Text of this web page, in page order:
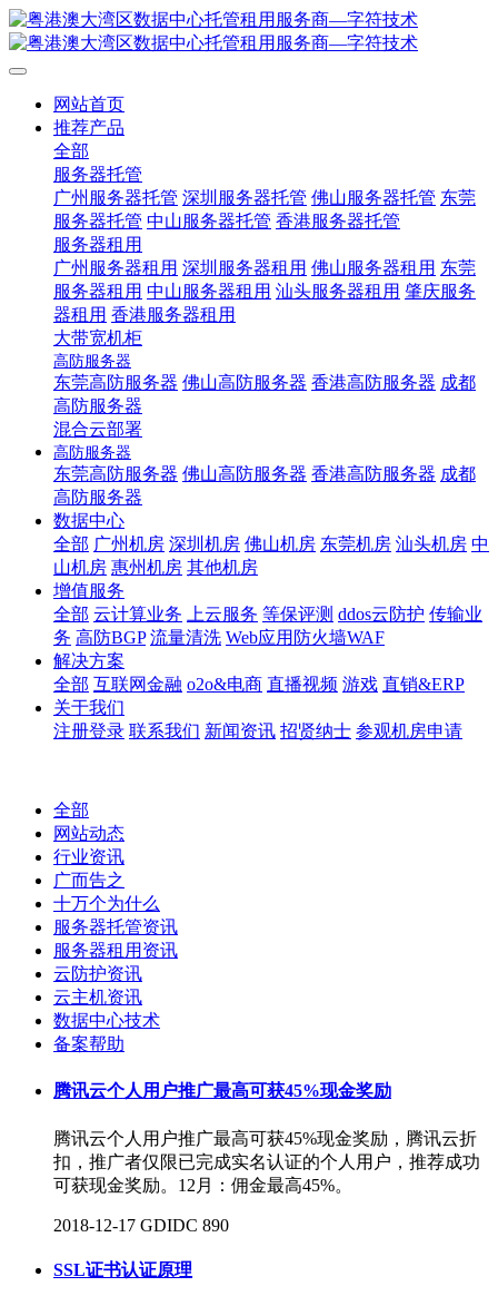
网站首页
推荐产品
全部
服务器托管
广州服务器托管 深圳服务器托管 佛山服务器托管 东莞
服务器托管 中山服务器托管 香港服务器托管
服务器租用
广州服务器租用 深圳服务器租用 佛山服务器租用 东莞
服务器租用 中山服务器租用 汕头服务器租用 肇庆服务
器租用 香港服务器租用
大带宽机柜
高防服务器
东莞高防服务器 佛山高防服务器 香港高防服务器 成都
高防服务器
混合云部署
高防服务器
东莞高防服务器 佛山高防服务器 香港高防服务器 成都
高防服务器
数据中心
全部 广州机房 深圳机房 佛山机房 东莞机房 汕头机房 中
山机房 惠州机房 其他机房
增值服务
全部 云计算业务 上云服务 等保评测 ddos云防护 传输业
务 高防BGP 流量清洗 Web应用防火墙WAF
解决方案
全部 互联网金融 o2o&电商 直播视频 游戏 直销&ERP
关于我们
注册登录 联系我们 新闻资讯 招贤纳士 参观机房申请
全部
网站动态
行业资讯
广而告之
十万个为什么
服务器托管资讯
服务器租用资讯
云防护资讯
云主机资讯
数据中心技术
备案帮助
腾讯云个人用户推广最高可获45%现金奖励
腾讯云个人用户推广最高可获45%现金奖励，腾讯云折
扣，推广者仅限已完成实名认证的个人用户，推荐成功
可获现金奖励。12月：佣金最高45%。
2018-12-17 GDIDC 890
SSL证书认证原理